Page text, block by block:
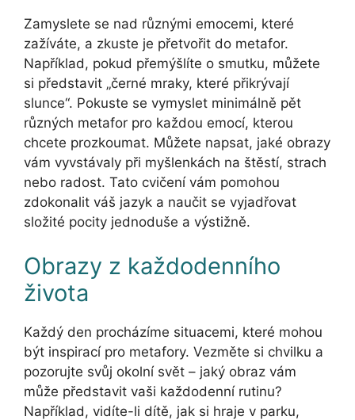
Zamyslete se nad různými emocemi, které
zažíváte, a zkuste je přetvořit do metafor.
Například, pokud přemýšlíte o smutku, můžete
si představit „černé mraky, které přikrývají
slunce“. Pokuste se vymyslet minimálně pět
různých metafor pro každou emocí, kterou
chcete prozkoumat. Můžete napsat, jaké obrazy
vám vyvstávaly při myšlenkách na štěstí, strach
nebo radost. Tato cvičení vám pomohou
zdokonalit váš jazyk a naučit se vyjadřovat
složité pocity jednoduše a výstižně.
Obrazy z každodenního
života
Každý den procházíme situacemi, které mohou
být inspirací pro metafory. Vezměte si chvilku a
pozorujte svůj okolní svět – jaký obraz vám
může představit vaši každodenní rutinu?
Například, vidíte-li dítě, jak si hraje v parku,